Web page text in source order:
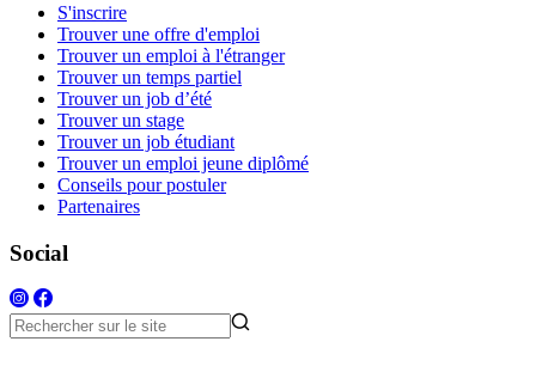
S'inscrire
Trouver une offre d'emploi
Trouver un emploi à l'étranger
Trouver un temps partiel
Trouver un job d’été
Trouver un stage
Trouver un job étudiant
Trouver un emploi jeune diplômé
Conseils pour postuler
Partenaires
Social